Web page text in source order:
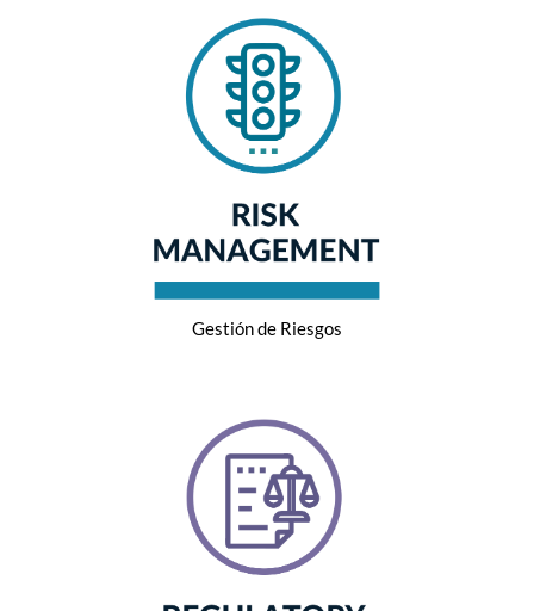
Gestión de Riesgos